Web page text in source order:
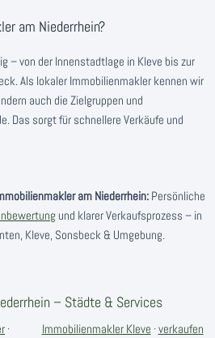
am Niederrhein?
– von der Innenstadtlage in Kleve bis zur
Als lokaler Immobilienmakler kennen wir
auch die Zielgruppen und
Das sorgt für schnellere Verkäufe und
am Niederrhein:Persönliche
und klarer Verkaufsprozess – in
Kleve, Sonsbeck & Umgebung.
– Städte & Services
·
Immobilienmakler Kleve ·verkaufen